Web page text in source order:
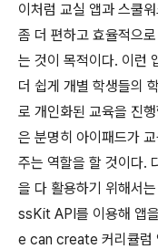
이처럼 교실 앱과 스쿨
좀 더 편하고 효율적으
는 것이 목적이다. 이런
더 쉽게 개별 학생들의
로 개인화된 교육을 진
은 분명히 아이패드가
주는 역할을 할 것이다.
을 다 활용하기 위해서
ssKit API를 이용해 앱
e can create 커리큘럼